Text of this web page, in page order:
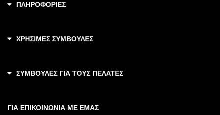
ΠΛΗΡΟΦΟΡΙΕΣ
ΧΡΗΣΙΜΕΣ ΣΥΜΒΟΥΛΕΣ
ΣΥΜΒΟΥΛΕΣ ΓΙΑ ΤΟΥΣ ΠΕΛΑΤΕΣ
ΓΙΑ ΕΠΙΚΟΙΝΩΝΙΑ ΜΕ ΕΜΑΣ